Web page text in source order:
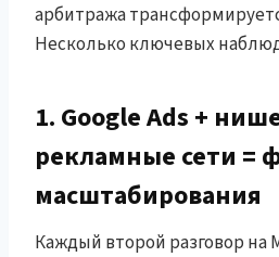
арбитража
Несколько ключевых
1. Google Ads +
рекламные сети =
масштабирования
Каждый второй разговор на